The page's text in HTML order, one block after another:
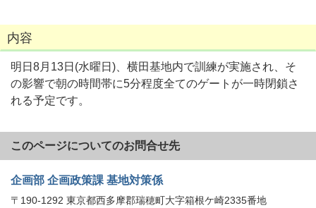
内容
明日8月13日(水曜日)、横田基地内で訓練が実施され、そ
の影響で朝の時間帯に5分程度全てのゲートが一時閉鎖さ
れる予定です。
このページについてのお問合せ先
企画部 企画政策課 基地対策係
〒190-1292 東京都西多摩郡瑞穂町大字箱根ケ崎2335番地